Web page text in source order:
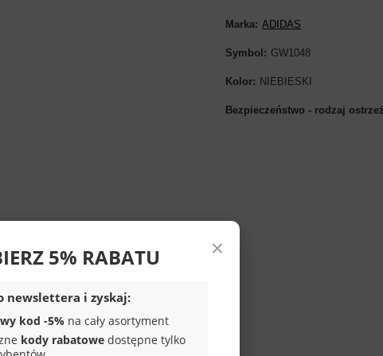
czy wypad na
z pojedynczym
które
Marka ADIDAS
Symbol GW1048
Kolor NIEBIESKI
Bezpieczeństwo - rodzaj
×
5% RABATU
newslettera i zyskaj:
kod -5% na cały asortyment
kody rabatowe dostępne tylko